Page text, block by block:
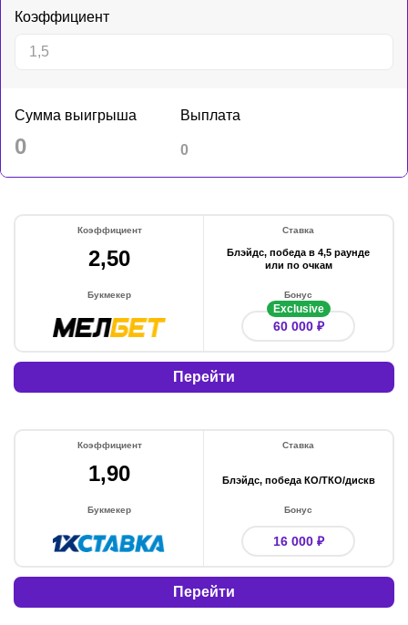
Коэффициент
Сумма выигрыша
0
Выплата
0
Коэффициент
2,50
Ставка
Блэйдс, победа в 4,5 раунде
или по очкам
Букмекер Бонус
Exclusive
60 000 ₽
Перейти
Коэффициент
1,90
Ставка
Блэйдс, победа КО/ТКО/дискв
Букмекер Бонус
16 000 ₽
Перейти